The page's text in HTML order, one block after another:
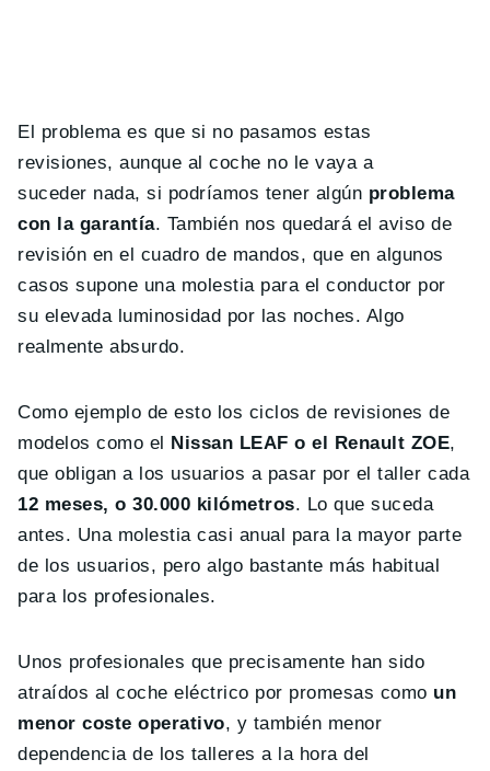
El problema es que si no pasamos estas
revisiones, aunque al coche no le vaya a
suceder nada, si podríamos tener algún problema
con la garantía. También nos quedará el aviso de
revisión en el cuadro de mandos, que en algunos
casos supone una molestia para el conductor por
su elevada luminosidad por las noches. Algo
realmente absurdo.
Como ejemplo de esto los ciclos de revisiones de
modelos como el Nissan LEAF o el Renault ZOE,
que obligan a los usuarios a pasar por el taller cada
12 meses, o 30.000 kilómetros. Lo que suceda
antes. Una molestia casi anual para la mayor parte
de los usuarios, pero algo bastante más habitual
para los profesionales.
Unos profesionales que precisamente han sido
atraídos al coche eléctrico por promesas como un
menor coste operativo, y también menor
dependencia de los talleres a la hora del